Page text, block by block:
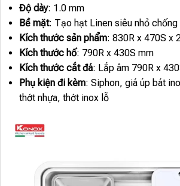
Độ dày: 1.0 mm
Bề mặt: Tạo hạt Linen siêu nhỏ
Kích thước sản phẩm: 830R x 470S x
Kích thước hố: 790R x 430S mm
Kích thước cắt đá: Lắp âm 790R x
Phụ kiện đi kèm: Siphon, giá úp bát
thớt nhựa, thớt inox lỗ